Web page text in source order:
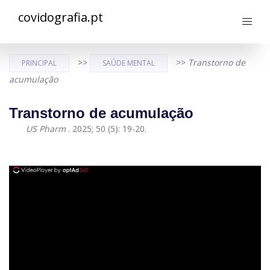
covidografia.pt
PRINCIPAL >> SAÚDE MENTAL >> Transtorno de
acumulação
Transtorno de acumulação
US Pharm . 2025; 50 (5): 19-20.